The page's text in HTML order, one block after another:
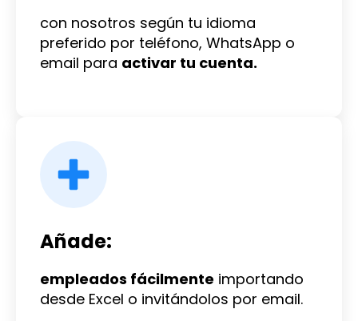
con nosotros según tu idioma
preferido por teléfono, WhatsApp o
email para activar tu cuenta.
Añade:
empleados fácilmente importando
desde Excel o invitándolos por email.